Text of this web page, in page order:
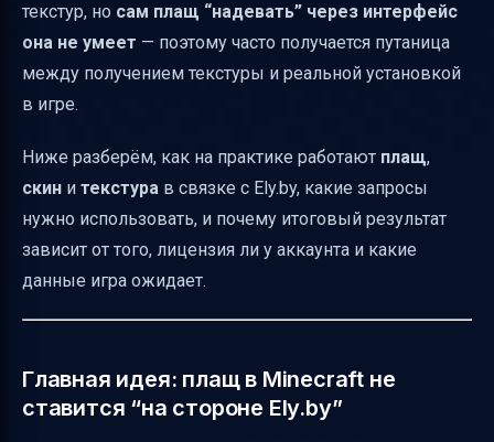
Что нужно знать про различия Bedrock и
Java
Важное про плащи, которые «невозможно
текстур, но сам плащ “надевать” через интерфейс
она не умеет — поэтому часто получается путаница
между получением текстуры и реальной установкой
в игре.
Ниже разберём, как на практике работают плащ,
скин и текстура в связке с Ely.by, какие запросы
нужно использовать, и почему итоговый результат
зависит от того, лицензия ли у аккаунта и какие
данные игра ожидает.
Главная идея: плащ в Minecraft не
ставится “на стороне Ely.by”